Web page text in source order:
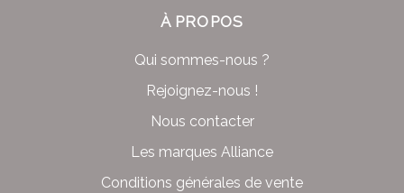
À PROPOS
Qui sommes-nous ?
Rejoignez-nous !
Nous contacter
Les marques Alliance
Conditions générales de vente